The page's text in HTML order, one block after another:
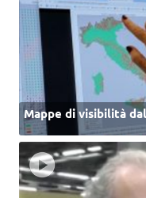
Mappe di visibilità